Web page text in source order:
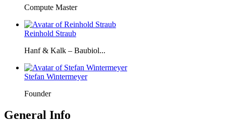
Compute Master
Reinhold Straub
Hanf & Kalk – Baubiol...
Stefan Wintermeyer
Founder
General Info